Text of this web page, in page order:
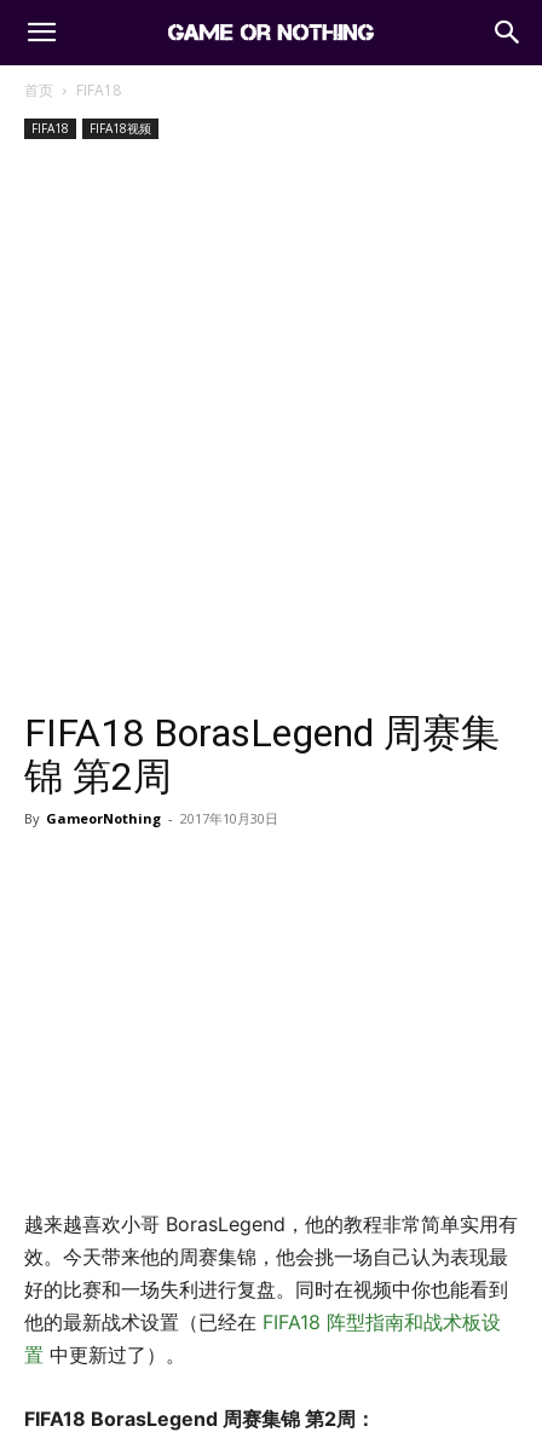
首页 FIFA18
FIFA18 FIFA18视频
FIFA18 BorasLegend 周赛集
锦 第2周
By GameorNothing - 2017年10月30日
越来越喜欢小哥 BorasLegend，他的教程非常简单实用有
效。今天带来他的周赛集锦，他会挑一场自己认为表现最
好的比赛和一场失利进行复盘。同时在视频中你也能看到
他的最新战术设置（已经在 FIFA18 阵型指南和战术板设
置 中更新过了）。
FIFA18 BorasLegend 周赛集锦 第2周：